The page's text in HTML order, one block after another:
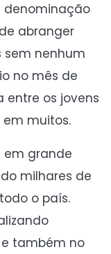
denominação
abranger
sem nenhum
no mês de
entre os jovens
muitos.
em grande
milhares de
o país.
e também no